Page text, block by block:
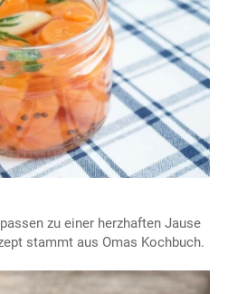
zu einer herzhaften Jause
stammt aus Omas Kochbuch.